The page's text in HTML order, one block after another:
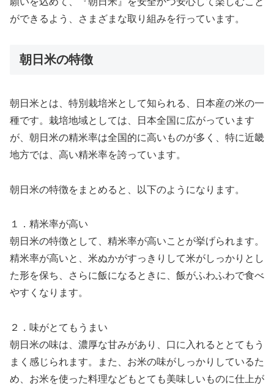
ができるよう、さまざまな取り組みを行っています。
朝日米の特徴
朝日米とは、特別栽培米として知られる、日本産の米の一
種です。栽培地域としては、日本全国に広がっています
が、朝日米の精米率は全国的に高いものが多く、特に近畿
地方では、高い精米率を誇っています。
朝日米の特徴をまとめると、以下のようになります。
１．精米率が高い
朝日米の特徴として、精米率が高いことが挙げられます。
精米率が高いと、米ぬかがすっきりして米がしっかりとし
た形を保ち、さらに飯になるときに、飯がふわふわで食べ
やすくなります。
２．味がとてもうまい
朝日米の味は、濃厚な甘みがあり、口に入れるととてもう
まく感じられます。また、お米の味がしっかりしているた
め、お米を使った料理などもとても美味しいものに仕上が